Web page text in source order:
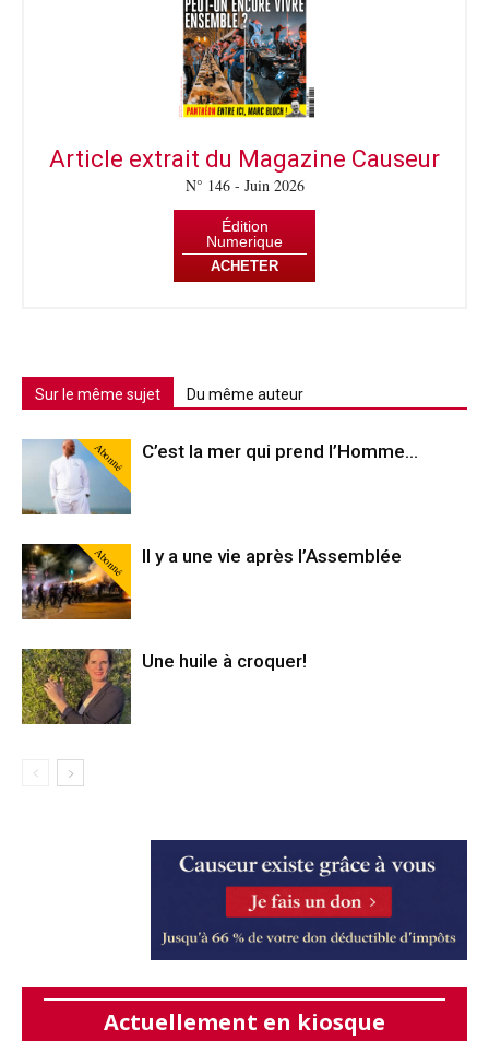
Article extrait du Magazine Causeur
N° 146 - Juin 2026
Édition
Numerique
ACHETER
Sur le même sujet Du même auteur
Abonné C’est la mer qui prend l’Homme…
Abonné Il y a une vie après l’Assemblée
Une huile à croquer!
Actuellement en kiosque